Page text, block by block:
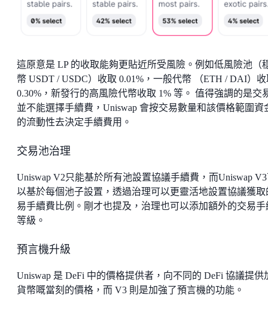
這原意是 LP 的收取能夠更貼近所受風險。例如低風險池（
幣 USDT / USDC）收取 0.01%，一般代幣 （ETH / DAI）
0.30%，新發行的高風險代幣收取 1% 等。 值得強調的是交
並不能選擇手續費，Uniswap 會按交易數量和該價格範圍資
的流動性去決定手續費用。
交易池治理
Uniswap V2只能基於所有池設置協議手續費，而Uniswap
以基於每個池子設置，透過治理可以更靈活地設置協議獲取
易手續費比例。剛才也提及，治理也可以添加額外的交易手
等級。
預言機升級
Uniswap 是 DeFi 中的價格提供者，向不同的 DeFi 協議提供
貨幣嘅當刻的價格，而 V3 則是加強了預言機的功能。